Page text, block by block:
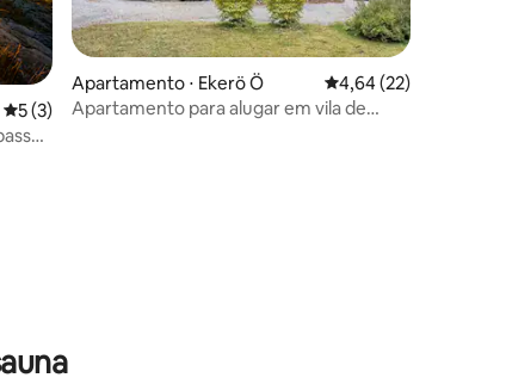
5 de uma avaliação média de 5, 3 avaliações
5 (3)
Apartamento ⋅ Ekerö Ö 4,64 de uma
4,64 (22)
Apartamento para alugar em vila de